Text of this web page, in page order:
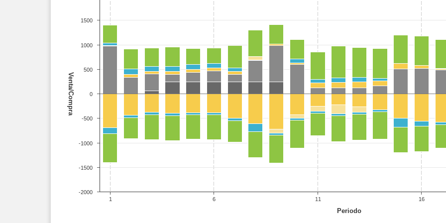
Periodo
Venta/Compra
1 6 11 16
-2000
-1500
-1000
-500
0
500
1000
1500